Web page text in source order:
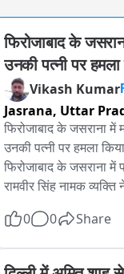
फिरोजाबाद के
उनकी पत्नी पर हमला
फिरोजाबाद के
Vikash Kumar
Jasrana, Uttar
फिरोजाबाद के जसराना
उनकी पत्नी पर हमला
फिरोजाबाद के जसराना में
रामवीर सिंह नामक
में बताया कि बीती शाम
0 0 Share